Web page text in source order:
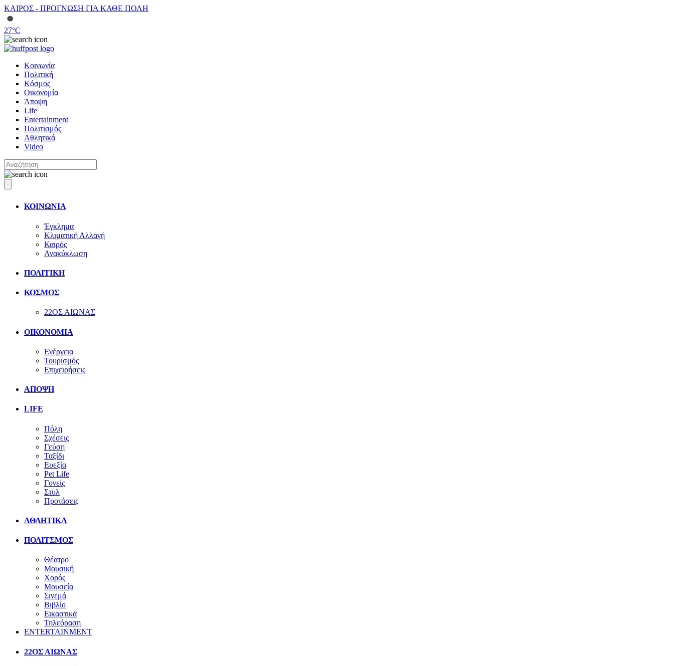
ΚΑΙΡΟΣ - ΠΡΟΓΝΩΣΗ ΓΙΑ ΚΑΘΕ ΠΟΛΗ
27°C
Κοινωνία
Πολιτική
Κόσμος
Οικονομία
Άποψη
Life
Entertainment
Πολιτισμός
Αθλητικά
Video
ΚΟΙΝΩΝΙΑ
Έγκλημα
Κλιματική Αλλαγή
Καιρός
Ανακύκλωση
ΠΟΛΙΤΙΚΗ
ΚΟΣΜΟΣ
22ΟΣ ΑΙΩΝΑΣ
ΟΙΚΟΝΟΜΙΑ
Ενέργεια
Τουρισμός
Επιχειρήσεις
ΑΠΟΨΗ
LIFE
Πόλη
Σχέσεις
Γεύση
Ταξίδι
Ευεξία
Pet Life
Γονείς
Στυλ
Προτάσεις
ΑΘΛΗΤΙΚΑ
ΠΟΛΙΤΣΜΟΣ
Θέατρο
Μουσική
Χορός
Μουσεία
Σινεμά
Βιβλίο
Εικαστικά
Τηλεόραση
ENTERTAINMENT
22ΟΣ ΑΙΩΝΑΣ